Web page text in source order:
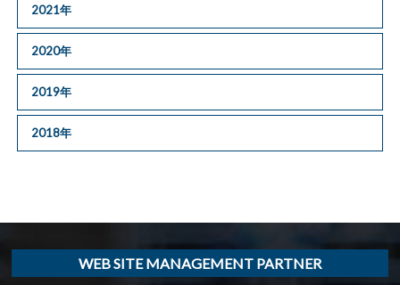
2021年
2020年
2019年
2018年
WEB SITE MANAGEMENT PARTNER